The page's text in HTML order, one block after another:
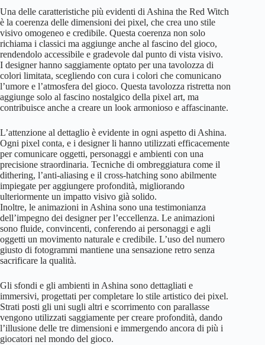
Una delle caratteristiche più evidenti di Ashina the Red Witch
è la coerenza delle dimensioni dei pixel, che crea uno stile
visivo omogeneo e credibile. Questa coerenza non solo
richiama i classici ma aggiunge anche al fascino del gioco,
rendendolo accessibile e gradevole dal punto di vista visivo.
I designer hanno saggiamente optato per una tavolozza di
colori limitata, scegliendo con cura i colori che comunicano
l’umore e l’atmosfera del gioco. Questa tavolozza ristretta non
aggiunge solo al fascino nostalgico della pixel art, ma
contribuisce anche a creare un look armonioso e affascinante.
L’attenzione al dettaglio è evidente in ogni aspetto di Ashina.
Ogni pixel conta, e i designer li hanno utilizzati efficacemente
per comunicare oggetti, personaggi e ambienti con una
precisione straordinaria. Tecniche di ombreggiatura come il
dithering, l’anti-aliasing e il cross-hatching sono abilmente
impiegate per aggiungere profondità, migliorando
ulteriormente un impatto visivo già solido.
Inoltre, le animazioni in Ashina sono una testimonianza
dell’impegno dei designer per l’eccellenza. Le animazioni
sono fluide, convincenti, conferendo ai personaggi e agli
oggetti un movimento naturale e credibile. L’uso del numero
giusto di fotogrammi mantiene una sensazione retro senza
sacrificare la qualità.
Gli sfondi e gli ambienti in Ashina sono dettagliati e
immersivi, progettati per completare lo stile artistico dei pixel.
Strati posti gli uni sugli altri e scorrimento con parallasse
vengono utilizzati saggiamente per creare profondità, dando
l’illusione delle tre dimensioni e immergendo ancora di più i
giocatori nel mondo del gioco.